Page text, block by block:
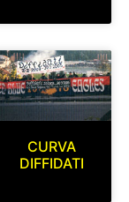
CURVA
DIFFIDATI